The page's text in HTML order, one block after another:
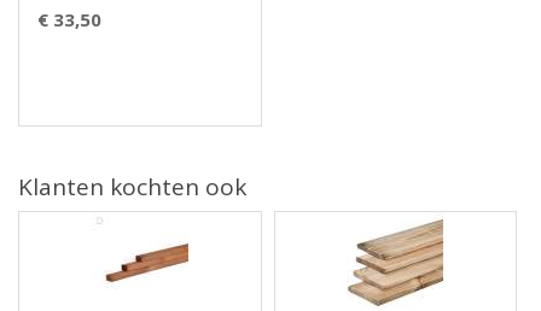
€ 33,50
Klanten kochten ook